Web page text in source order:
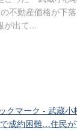
不動産価格が下
が出て...